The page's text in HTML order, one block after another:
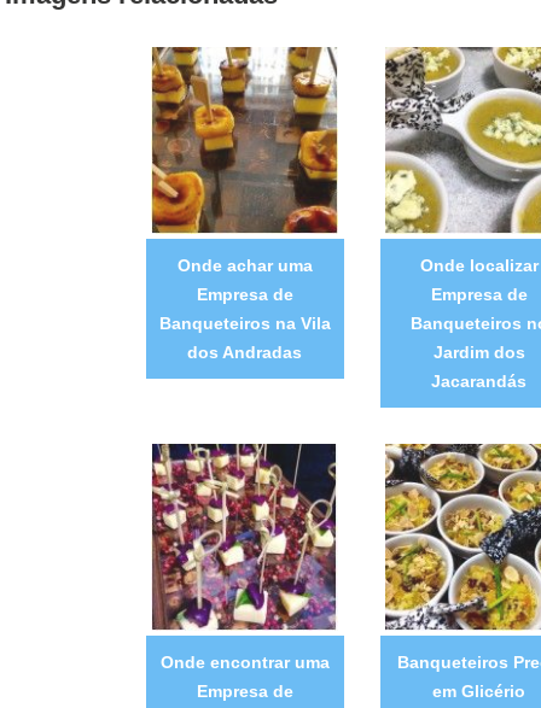
Onde achar uma
Empresa de
Banqueteiros na Vila
dos Andradas
Onde localizar
Empresa de
Banqueteiros
Jardim dos
Jacarandás
Onde encontrar uma
Empresa de
Banqueteiros
em Glicério